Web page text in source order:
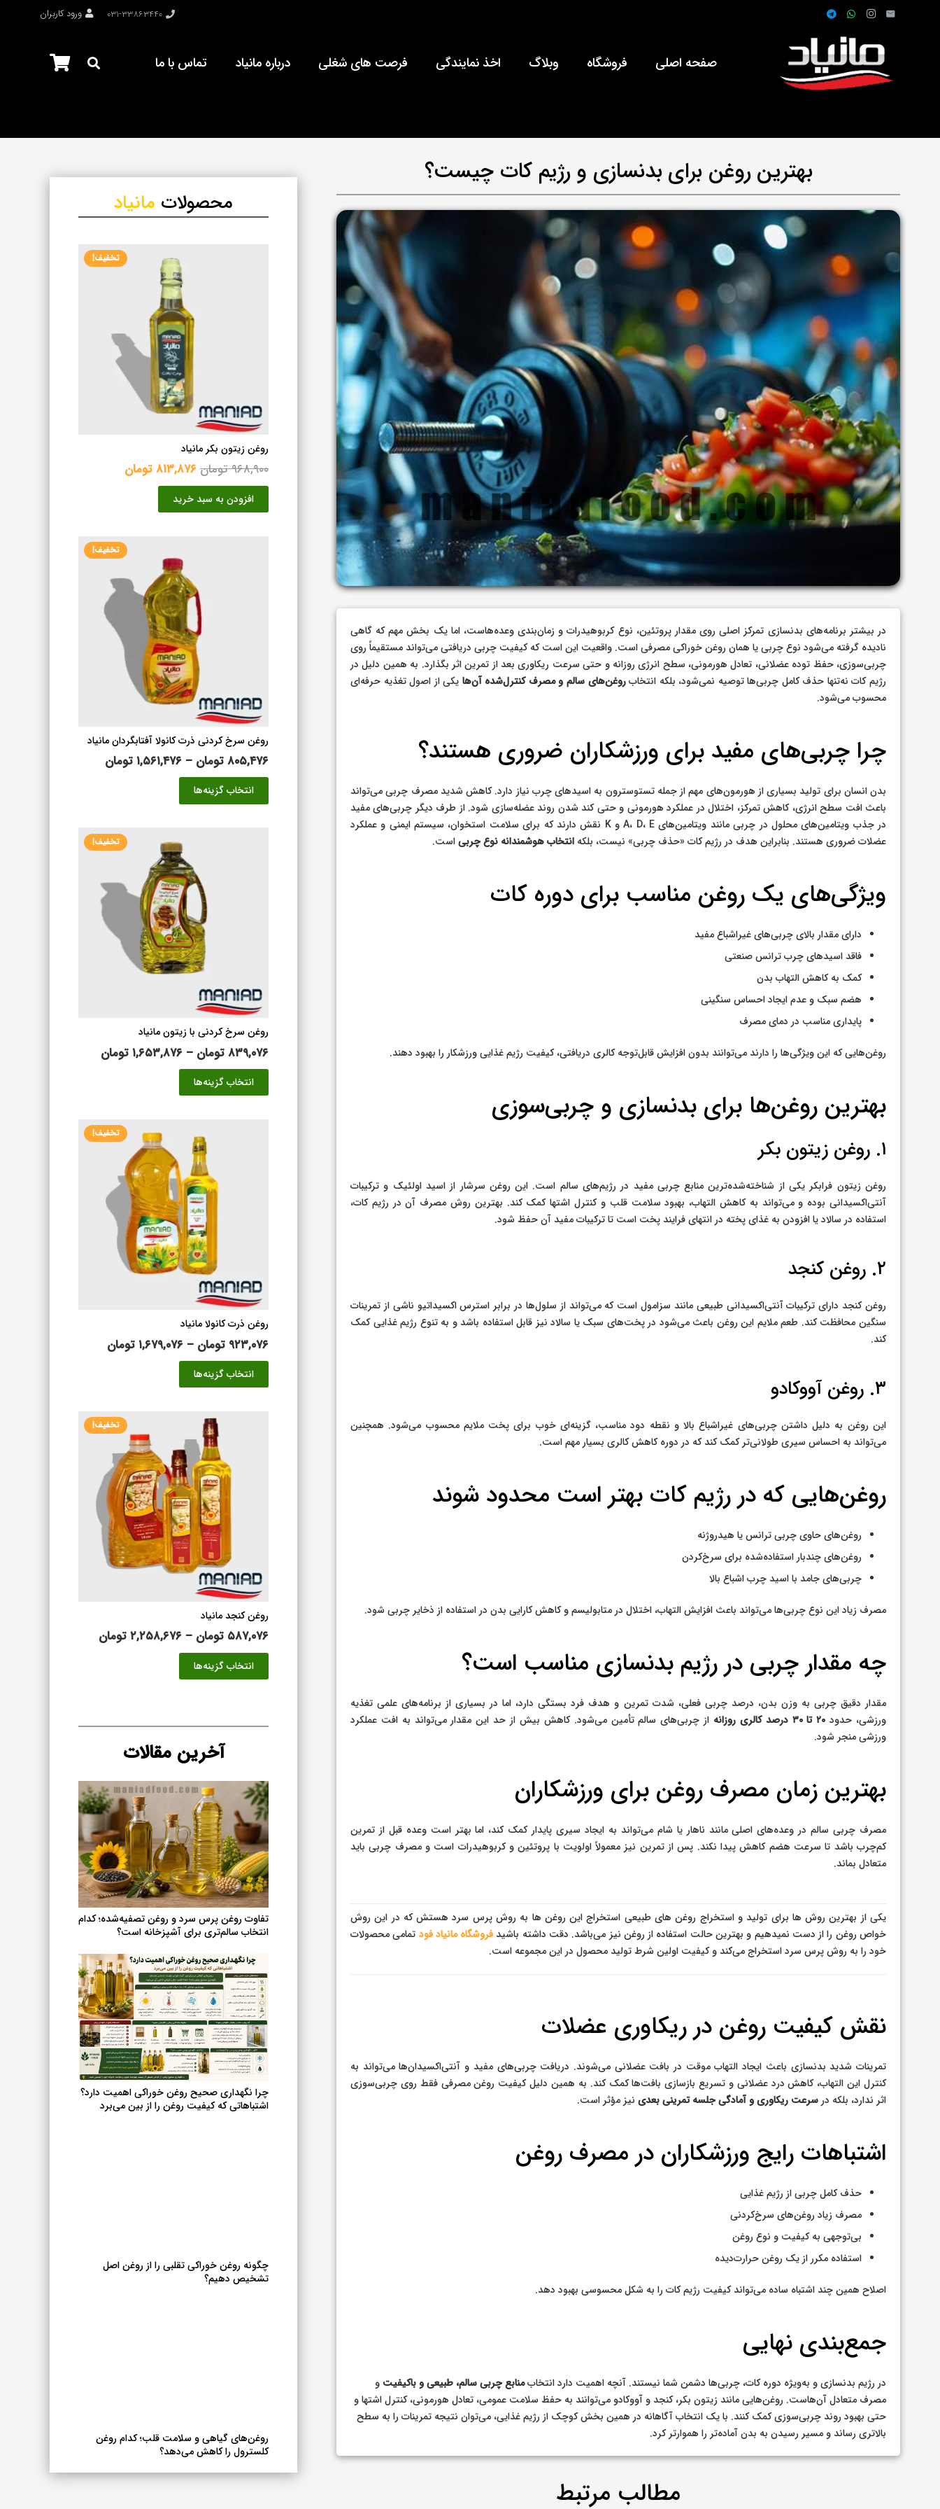
۰۳۱-۳۳۸۶۳۴۴۰ ورود کاربران
صفحه اصلی فروشگاه وبلاگ اخذ نمایندگی فرصت های شغلی درباره مانیاد تماس با ما
بهترین روغن برای بدنسازی و رژیم کات چیست؟
در بیشتر برنامه‌های بدنسازی تمرکز اصلی روی مقدار پروتئین، نوع کربوهیدرات و زمان‌بندی وعده‌هاست، اما یک بخش مهم که گاهی
نادیده گرفته می‌شود نوع چربی یا همان روغن خوراکی مصرفی است. واقعیت این است که کیفیت چربی دریافتی می‌تواند مستقیماً روی
چربی‌سوزی، حفظ توده عضلانی، تعادل هورمونی، سطح انرژی روزانه و حتی سرعت ریکاوری بعد از تمرین اثر بگذارد. به همین دلیل در
رژیم کات نه‌تنها حذف کامل چربی‌ها توصیه نمی‌شود، بلکه انتخابروغن‌های سالم و مصرف کنترل‌شده آن‌ها یکی از اصول تغذیه حرفه‌ای
محسوب می‌شود.
چرا چربی‌های مفید برای ورزشکاران ضروری هستند؟
بدن انسان برای تولید بسیاری از هورمون‌های مهم از جمله تستوسترون به اسیدهای چرب نیاز دارد. کاهش شدید مصرف چربی می‌تواند
باعث افت سطح انرژی، کاهش تمرکز، اختلال در عملکرد هورمونی و حتی کند شدن روند عضله‌سازی شود. از طرف دیگر چربی‌های مفید
در جذب ویتامین‌های محلول در چربی مانند ویتامین‌های A، D، E و K نقش دارند که برای سلامت استخوان، سیستم ایمنی و عملکرد
عضلات ضروری هستند. بنابراین هدف در رژیم کات «حذف چربی» نیست، بلکه انتخاب هوشمندانه نوع چربیاست.
ویژگی‌های یک روغن مناسب برای دوره کات
دارای مقدار بالای چربی‌های غیراشباع مفید
فاقد اسیدهای چرب ترانس صنعتی
کمک به کاهش التهاب بدن
هضم سبک و عدم ایجاد احساس سنگینی
پایداری مناسب در دمای مصرف
روغن‌هایی که این ویژگی‌ها را دارند می‌توانند بدون افزایش قابل‌توجه کالری دریافتی، کیفیت رژیم غذایی ورزشکار را بهبود دهند.
بهترین روغن‌ها برای بدنسازی و چربی‌سوزی
۱. روغن زیتون بکر
روغن زیتون فرابکر یکی از شناخته‌شده‌ترین منابع چربی مفید در رژیم‌های سالم است. این روغن سرشار از اسید اولئیک و ترکیبات
آنتی‌اکسیدانی بوده و می‌تواند به کاهش التهاب، بهبود سلامت قلب و کنترل اشتها کمک کند. بهترین روش مصرف آن در رژیم کات،
استفاده در سالاد یا افزودن به غذای پخته در انتهای فرایند پخت است تا ترکیبات مفید آن حفظ شود.
۲. روغن کنجد
روغن کنجد دارای ترکیبات آنتی‌اکسیدانی طبیعی مانند سزامول است که می‌تواند از سلول‌ها در برابر استرس اکسیداتیو ناشی از تمرینات
سنگین محافظت کند. طعم ملایم این روغن باعث می‌شود در پخت‌های سبک یا سالاد نیز قابل استفاده باشد و به تنوع رژیم غذایی کمک
کند.
۳. روغن آووکادو
این روغن به دلیل داشتن چربی‌های غیراشباع بالا و نقطه دود مناسب، گزینه‌ای خوب برای پخت ملایم محسوب می‌شود. همچنین
می‌تواند به احساس سیری طولانی‌تر کمک کند که در دوره کاهش کالری بسیار مهم است.
روغن‌هایی که در رژیم کات بهتر است محدود شوند
روغن‌های حاوی چربی ترانس یا هیدروژنه
روغن‌های چندبار استفاده‌شده برای سرخ‌کردن
چربی‌های جامد با اسید چرب اشباع بالا
مصرف زیاد این نوع چربی‌ها می‌تواند باعث افزایش التهاب، اختلال در متابولیسم و کاهش کارایی بدن در استفاده از ذخایر چربی شود.
چه مقدار چربی در رژیم بدنسازی مناسب است؟
مقدار دقیق چربی به وزن بدن، درصد چربی فعلی، شدت تمرین و هدف فرد بستگی دارد، اما در بسیاری از برنامه‌های علمی تغذیه
ورزشی، حدود ۲۰ تا ۳۰ درصد کالری روزانه
از چربی‌های سالم تأمین می‌شود. کاهش بیش از حد این مقدار می‌تواند به افت عملکرد
ورزشی منجر شود.
بهترین زمان مصرف روغن برای ورزشکاران
مصرف چربی سالم در وعده‌های اصلی مانند ناهار یا شام می‌تواند به ایجاد سیری پایدار کمک کند، اما بهتر است وعده قبل از تمرین
کم‌چرب باشد تا سرعت هضم کاهش پیدا نکند. پس از تمرین نیز معمولاً اولویت با پروتئین و کربوهیدرات است و مصرف چربی باید
متعادل بماند.
یکی از بهترین روش ها برای تولید و استخراج روغن های طبیعی استخراج این روغن ها به روش پرس سرد هستش که در این روش
خواص روغن را از دست نمیدهیم و بهترین حالت استفاده از روغن نیز می‌باشد. دقت داشته باشیدفروشگاه مانیاد فود تمامی محصولات
خود را به روش پرس سرد استخراج می‌کند و کیفیت اولین شرط تولید محصول در این مجموعه است.
نقش کیفیت روغن در ریکاوری عضلات
تمرینات شدید بدنسازی باعث ایجاد التهاب موقت در بافت عضلانی می‌شوند. دریافت چربی‌های مفید و آنتی‌اکسیدان‌ها می‌تواند به
کنترل این التهاب، کاهش درد عضلانی و تسریع بازسازی بافت‌ها کمک کند. به همین دلیل کیفیت روغن مصرفی فقط روی چربی‌سوزی
اثر ندارد، بلکه در سرعت ریکاوری و آمادگی جلسه تمرینی بعدی نیز مؤثر است.
اشتباهات رایج ورزشکاران در مصرف روغن
حذف کامل چربی از رژیم غذایی
مصرف زیاد روغن‌های سرخ‌کردنی
بی‌توجهی به کیفیت و نوع روغن
استفاده مکرر از یک روغن حرارت‌دیده
اصلاح همین چند اشتباه ساده می‌تواند کیفیت رژیم کات را به شکل محسوسی بهبود دهد.
جمع‌بندی نهایی
در رژیم بدنسازی و به‌ویژه دوره کات، چربی‌ها دشمن شما نیستند. آنچه اهمیت دارد انتخابمنابع چربی سالم، طبیعی و باکیفیت و
مصرف متعادل آن‌هاست. روغن‌هایی مانند زیتون بکر، کنجد و آووکادو می‌توانند به حفظ سلامت عمومی، تعادل هورمونی، کنترل اشتها و
حتی بهبود روند چربی‌سوزی کمک کنند. با یک انتخاب آگاهانه در همین بخش کوچک از رژیم غذایی، می‌توان نتیجه تمرینات را به سطح
بالاتری رساند و مسیر رسیدن به بدن آماده‌تر را هموارتر کرد.
مطالب مرتبط
محصولات مانیاد
تخفیف!
روغن زیتون بکر مانیاد
۹۶۸,۹۰۰تومان قیمت
اصلی
بود.
۸۱۳,۸۷۶تومان
افزودن به سبد خرید
تخفیف!
روغن سرخ کردنی ذرت کانولا آفتابگردان مانیاد
۸۰۵,۴۷۶تومان – ۱,۵۶۱,۴۷۶تومان
انتخاب گزینه‌ها
مختلفی
می
باشد.
گزینه
ها
ممکن
است
در
صفحه
شوند
تخفیف!
روغن سرخ کردنی با زیتون مانیاد
۸۳۹,۰۷۶تومان – ۱,۶۵۳,۸۷۶تومان
انتخاب گزینه‌ها
مختلفی
می
باشد.
گزینه
ها
ممکن
است
در
صفحه
تخفیف!
روغن ذرت کانولا مانیاد
۹۲۳,۰۷۶ تومان – ۱,۶۷۹,۰۷۶تومان
انتخاب گزینه‌ها
باشد.
گزینه
ها
ممکن
است
در
صفحه
محصول
تخفیف!
روغن کنجد مانیاد
۵۸۷,۰۷۶ تومان – ۲,۲۵۸,۶۷۶تومان
انتخاب گزینه‌ها
باشد.
ها
است
در
صفحه
محصول
انتخاب
شوند
آخرین مقالات
تفاوت روغن پرس سرد و روغن تصفیه‌شده؛ کدام
انتخاب سالم‌تری برای آشپزخانه است؟
چرا نگهداری صحیح روغن خوراکی اهمیت دارد؟
اشتباهاتی که کیفیت روغن را از بین می‌برد
چگونه روغن خوراکی تقلبی را از روغن اصل
تشخیص دهیم؟
روغن‌های گیاهی و سلامت قلب؛ کدام روغن
کلسترول را کاهش می‌دهد؟